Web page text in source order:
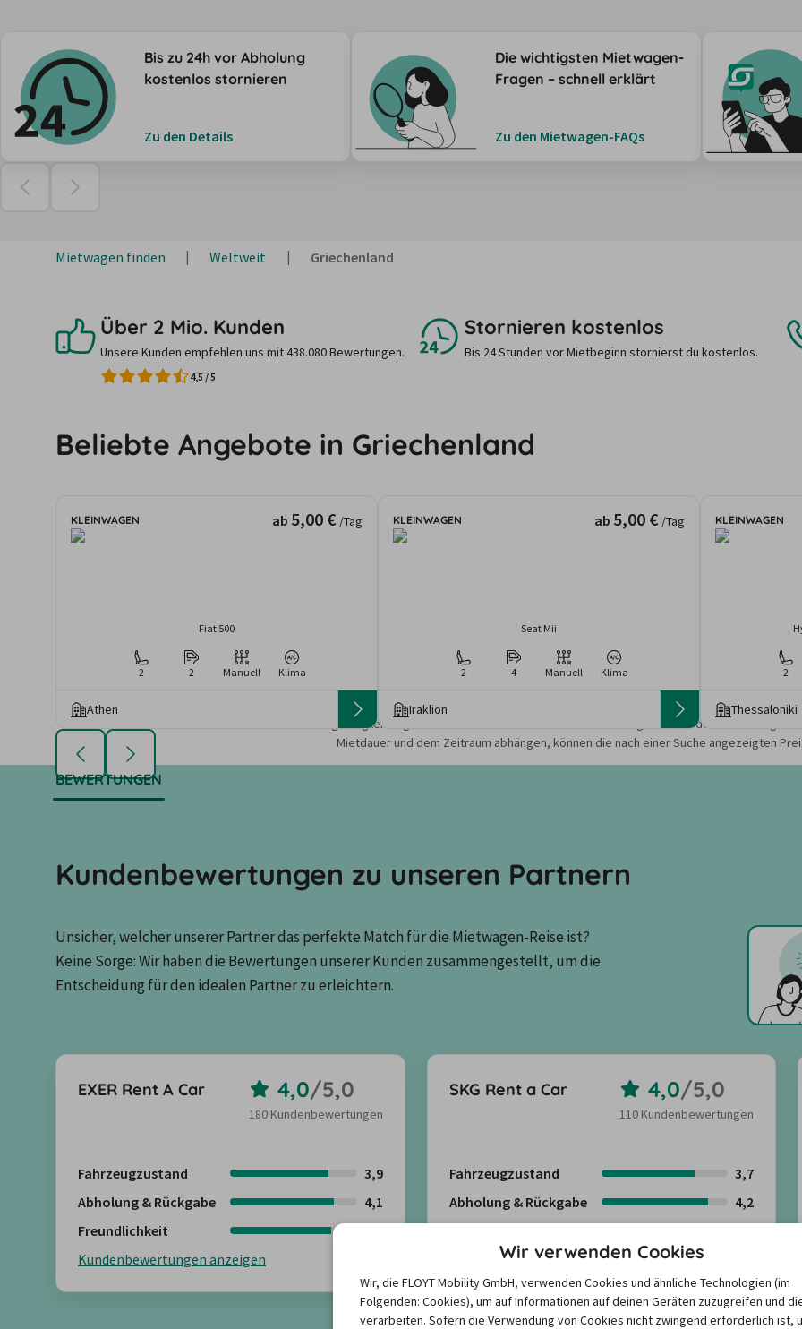
Bis zu 24h vor Abholung
kostenlos stornieren
Zu den Details
Die wichtigsten Mietwagen-
Fragen – schnell erklärt
Zu den Mietwagen-FAQs
Mietwagen finden Weltweit Griechenland
Über 2 Mio. Kunden
Unsere Kunden empfehlen uns mit 438.080 Bewertungen.
4,5 /5
Stornieren kostenlos
Bis 24 Stunden vor Mietbeginn stornierst du kostenlos.
Beliebte Angebote in Griechenland
KLEINWAGEN ab 5,00 € /Tag
Fiat 500
2 2 Manuell Klima
Athen
KLEINWAGEN ab 5,00 € /Tag
Seat Mii
2 4 Manuell Klima
Iraklion
KLEINWAGEN
2
Thessaloniki
Die angezeigten Angebote und Preise basieren auf den Suchergebnissen der letzten Tage.
Mietdauer und dem Zeitraum abhängen, können die nach einer Suche angezeigten
BEWERTUNGEN
Kundenbewertungen zu unseren Partnern
Unsicher, welcher unserer Partner das perfekte Match für die Mietwagen-Reise ist?
Keine Sorge: Wir haben die Bewertungen unserer Kunden zusammengestellt, um die
Entscheidung für den idealen Partner zu erleichtern.
EXER Rent A Car 4,0/5,0
180 Kundenbewertungen
Fahrzeugzustand
3,9
Abholung & Rückgabe
4,1
Freundlichkeit
Kundenbewertungen anzeigen
SKG Rent a Car 4,0/5,0
110 Kundenbewertungen
Fahrzeugzustand
3,7
Abholung & Rückgabe
4,2
Kundenbewertungen anzeigen
Mehr anzeigen
Wir verwenden Cookies
Wir, die FLOYT Mobility GmbH, verwenden Cookies und ähnliche Technologien (im
Folgenden: Cookies), um auf Informationen auf deinen Geräten zuzugreifen und
verarbeiten. Sofern die Verwendung von Cookies nicht zwingend erforderlich ist,